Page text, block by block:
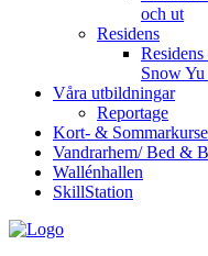
och ut
Residens
Snow
Våra utbildningar
Reportage
Kort- &
Vandrarhem/ Bed &
Wallénhallen
SkillStation